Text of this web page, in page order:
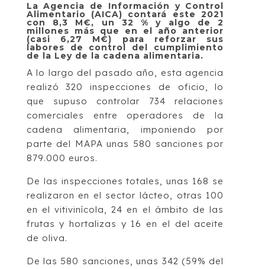
La Agencia de Información y Control
Alimentario (AICA) contará este 2021
con 8,3 M€, un 32 % y algo de 2
millones más que en el año anterior
(casi 6,27 M€) para reforzar sus
labores de control del cumplimiento
de la Ley de la cadena alimentaria.
A lo largo del pasado año, esta agencia
realizó 320 inspecciones de oficio, lo
que supuso controlar 734 relaciones
comerciales entre operadores de la
cadena alimentaria, imponiendo por
parte del MAPA unas 580 sanciones por
879.000 euros.
De las inspecciones totales, unas 168 se
realizaron en el sector lácteo, otras 100
en el vitivinícola, 24 en el ámbito de las
frutas y hortalizas y 16 en el del aceite
de oliva.
De las 580 sanciones, unas 342 (59% del